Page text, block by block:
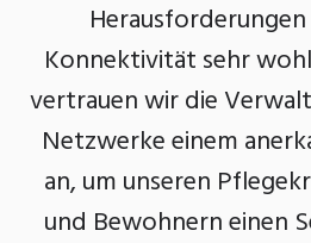
Konnektivität sehr
vertrauen wir die
Netzwerke einem
an, um unseren
und Bewohnern einen